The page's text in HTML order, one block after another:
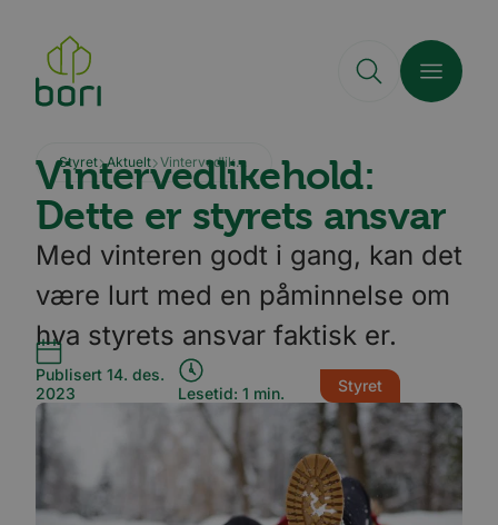
hovedinnhold
Styret Aktuelt Vintervedlikehold: Dette er styrets ansvar
Vintervedlikehold:
Dette er styrets ansvar
Med vinteren godt i gang, kan det
være lurt med en påminnelse om
hva styrets ansvar faktisk er.
Publisert 14. des.
2023
Lesetid: 1 min. Styret